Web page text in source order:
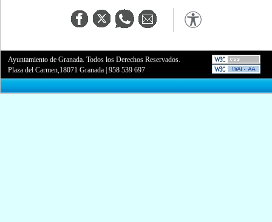
Ayuntamiento de Granada. Todos los Derechos Reservados.
Plaza del Carmen,18071 Granada |958 539 697